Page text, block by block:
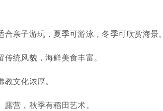
亲子游玩，夏季可游泳，冬季可欣赏海景
统风貌，海鲜美食丰富。
文化浓厚。
营，秋季有稻田艺术。